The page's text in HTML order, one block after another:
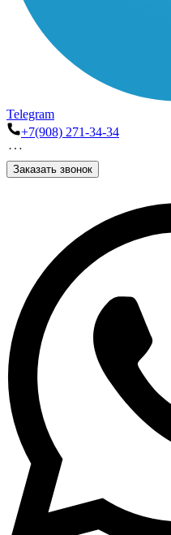
Telegram
+7(908) 271-34-34
Заказать звонок